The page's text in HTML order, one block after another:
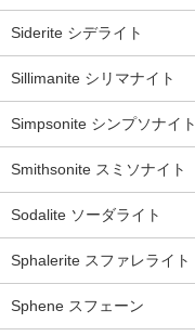
Siderite シデライト
Sillimanite シリマナイト
Simpsonite シンプソナイト
Smithsonite スミソナイト
Sodalite ソーダライト
Sphalerite スファレライト
Sphene スフェーン